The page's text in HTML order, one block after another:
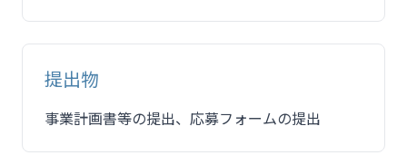
提出物
事業計画書等の提出、応募フォームの提出